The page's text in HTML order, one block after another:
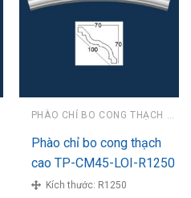
Phào chỉ bo cong thạch
cao TP-CM45-LOI-R1250
Kích thước: R1250